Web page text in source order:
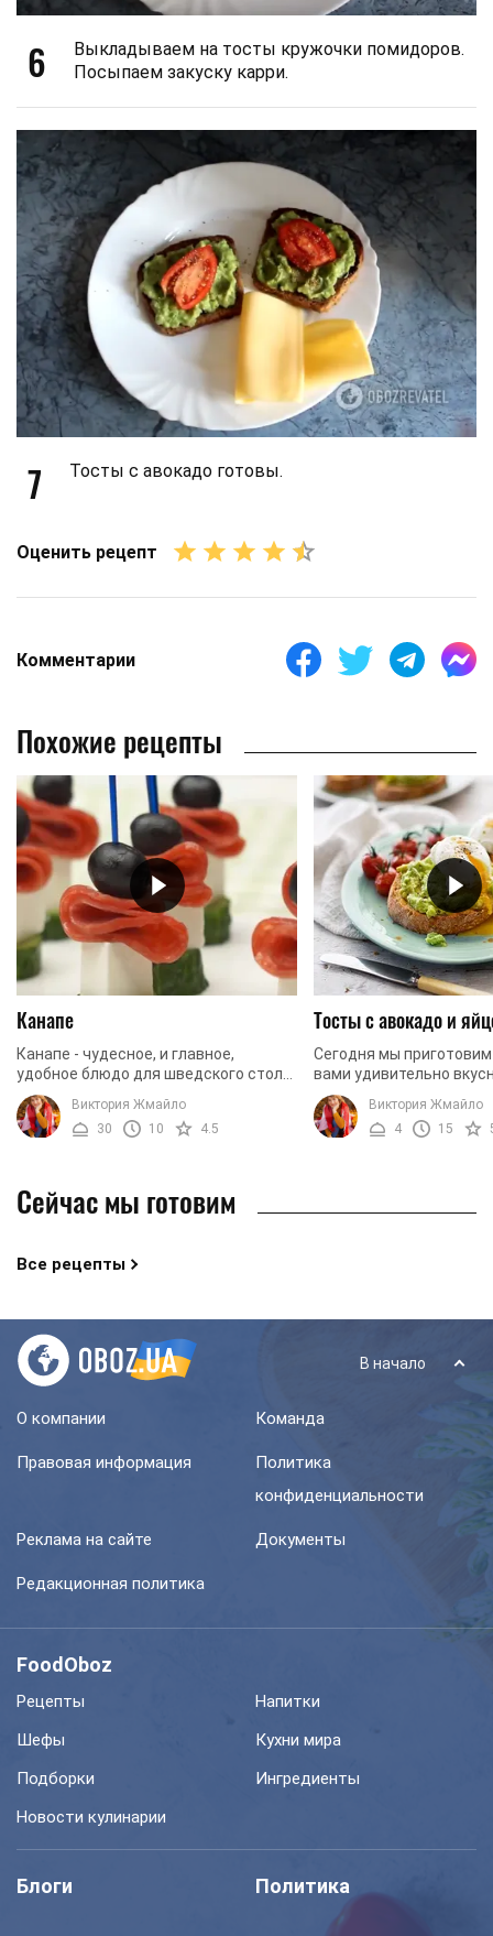
6
Выкладываем на тосты кружочки помидоров.
Посыпаем закуску карри.
7 Тосты с авокадо готовы.
Оценить рецепт
Комментарии
Похожие рецепты
Канапе
Канапе - чудесное, и главное,
удобное блюдо для шведского стола.
Отлично подойдет такое блюдо и для
аперитива, и для закуски уже во
время ...
Виктория Жмайло
30
10 4.5
Тосты с авокадо и
Сегодня мы
вами удивительно
ароматный и очень
завтрак. Для того,
своих близких
Виктория Жмайло
4
15
Сейчас мы готовим
Все рецепты
В начало
О компании Команда
Правовая информация
Политика
конфиденциальности
Реклама на сайте Документы
Редакционная политика
FoodOboz
Рецепты
Напитки
Шефы
Кухни мира
Подборки
Ингредиенты
Новости кулинарии
Блоги Политика